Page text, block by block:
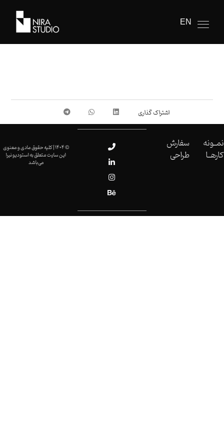
EN
نمــونه
کارهــا
سفارش
طراحی
© 1404 | کلیه حقوق مادی و معنوی
این سایت متعلق به استودیو نیرا
می‌باشد